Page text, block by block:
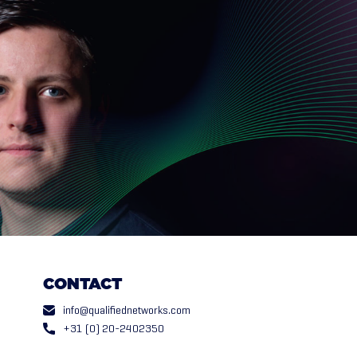
CONTACT
info@qualifiednetworks.com
+31 (0) 20-2402350